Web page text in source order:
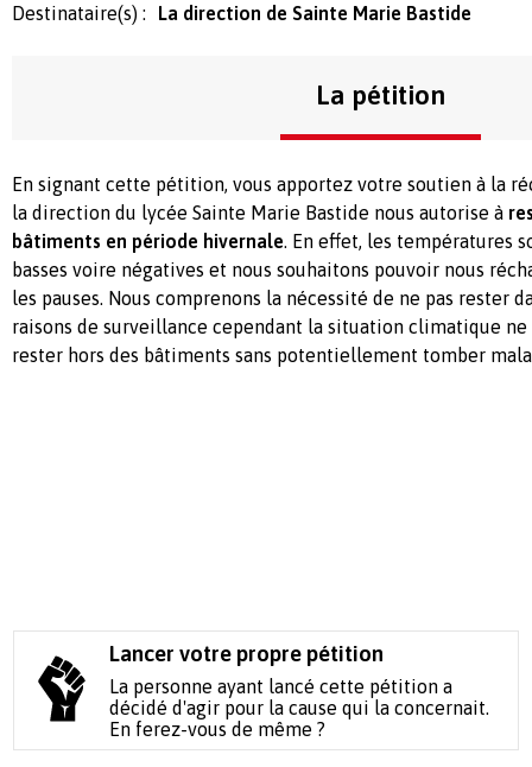
Destinataire(s) :
La direction de Sainte Marie Bastide
La pétition
En signant cette pétition, vous apportez votre soutien à la
la direction du lycée Sainte Marie Bastide nous autorise à
bâtiments en période hivernale. En effet, les températures
basses voire négatives et nous souhaitons pouvoir nous
les pauses. Nous comprenons la nécessité de ne pas rester
raisons de surveillance cependant la situation climatique ne
rester hors des bâtiments sans potentiellement tomber
Lancer votre propre pétition
La personne ayant lancé cette pétition a
décidé d'agir pour la cause qui la concernait.
En ferez-vous de même ?